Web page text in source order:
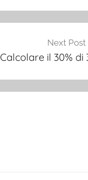
Next Post
Calcolare il 30% di